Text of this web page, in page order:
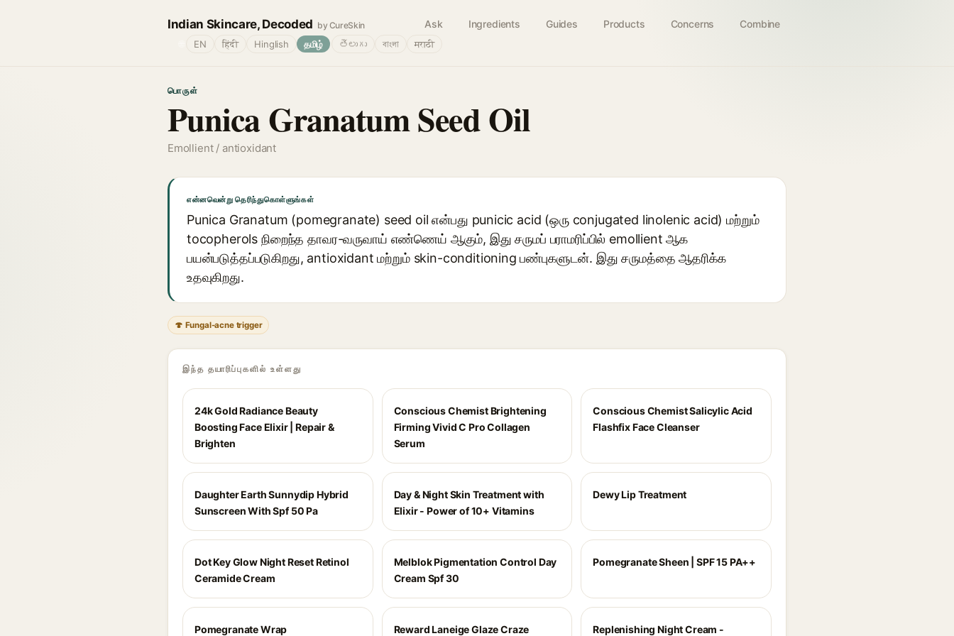
Indian Skincare, Decoded by CureSkin Ask Ingredients Guides Products Concerns Combine
EN हिंदी Hinglish தமிழ் తెలుగు বাংলা मराठी
பொருள்
Punica Granatum Seed Oil
Emollient / antioxidant
என்னவென்று தெரிந்துகொள்ளுங்கள்
Punica Granatum (pomegranate) seed oil என்பது punicic acid (ஒரு conjugated linolenic acid) மற்றும்
tocopherols நிறைந்த தாவர-வருவாய் எண்ணெய் ஆகும், இது சருமப் பராமரிப்பில் emollient ஆக
பயன்படுத்தப்படுகிறது, antioxidant மற்றும் skin-conditioning பண்புகளுடன். இது சருமத்தை ஆதரிக்க
உதவுகிறது.
🍄 Fungal-acne trigger
இந்த தயாரிப்புகளில் உள்ளது
24k Gold Radiance Beauty
Boosting Face Elixir | Repair &
Brighten
Conscious Chemist Brightening
Firming Vivid C Pro Collagen
Serum
Conscious Chemist Salicylic Acid
Flashfix Face Cleanser
Daughter Earth Sunnydip Hybrid
Sunscreen With Spf 50 Pa
Day & Night Skin Treatment with
Elixir - Power of 10+ Vitamins
Dewy Lip Treatment
Dot Key Glow Night Reset Retinol
Ceramide Cream
Melblok Pigmentation Control Day
Cream Spf 30
Pomegranate Sheen | SPF 15 PA++
Pomegranate Wrap Reward Laneige Glaze Craze Replenishing Night Cream -